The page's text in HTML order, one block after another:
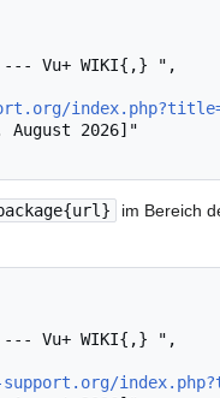
im Bereich